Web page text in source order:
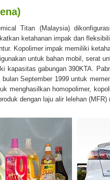
Titan (Malaysia)
ketahanan impak dan
Kopolimer impak memiliki
untuk bahan mobil, serat
kapasitas gabungan 390KTA.
September 1999 untuk
menghasilkan homopolimer,
dengan laju alir lelehan